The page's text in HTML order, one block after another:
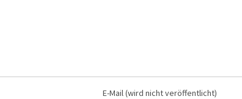
E-Mail (wird nicht veröffentlicht)